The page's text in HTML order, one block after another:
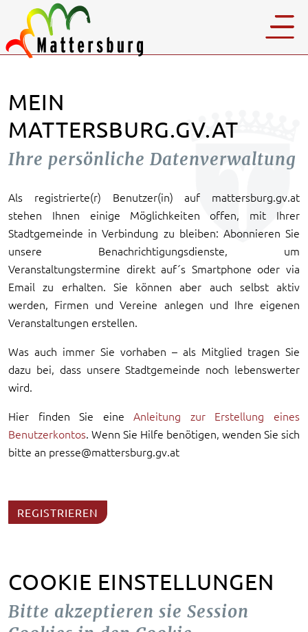
MEIN
MATTERSBURG.GV.AT
Ihre persönliche Datenverwaltung
Als registrierte(r) Benutzer(in) auf mattersburg.gv.at
stehen Ihnen einige Möglichkeiten offen, mit Ihrer
Stadtgemeinde in Verbindung zu bleiben: Abonnieren Sie
unsere Benachrichtigungsdienste, um
Veranstaltungstermine direkt auf´s Smartphone oder via
Email zu erhalten. Sie können aber auch selbst aktiv
werden, Firmen und Vereine anlegen und Ihre eigenen
Veranstaltungen erstellen.
Was auch immer Sie vorhaben – als Mitglied tragen Sie
dazu bei, dass unsere Stadtgemeinde noch lebenswerter
wird.
Hier finden Sie eineAnleitung zur Erstellung eines
Benutzerkontos. Wenn Sie Hilfe benötigen, wenden Sie sich
bitte an presse@mattersburg.gv.at
REGISTRIEREN
COOKIE EINSTELLUNGEN
Bitte akzeptieren sie Session